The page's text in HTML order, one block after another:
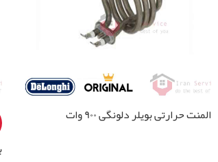
المنت حرارتی بویلر دلونگی ۹۰۰ وات